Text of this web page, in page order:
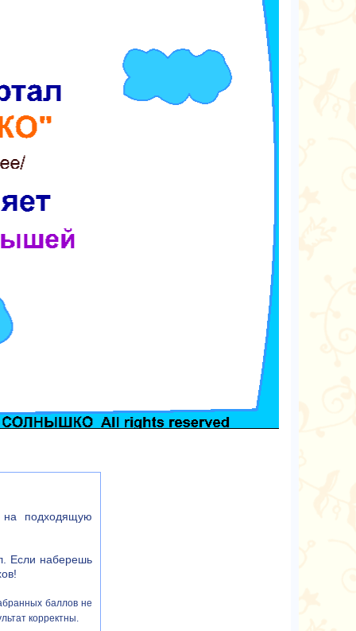
подходящую
Если наберешь
баллов не
корректны.